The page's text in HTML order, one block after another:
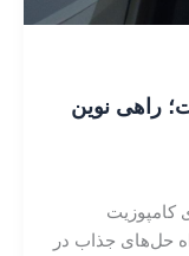
راهی نوین
کامپوزیت
حل‌های جذاب در